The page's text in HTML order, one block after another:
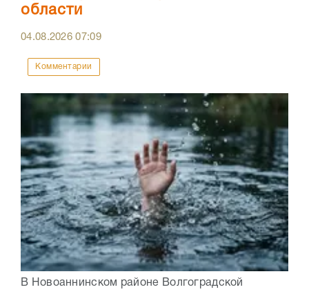
области
04.08.202607:09
Комментарии
В Новоаннинском районе Волгоградской